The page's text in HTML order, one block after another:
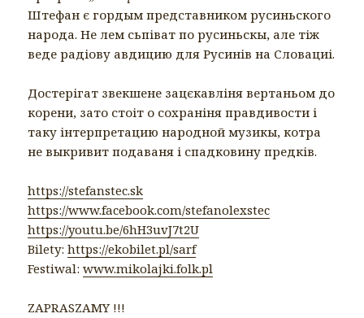
Штефан є гордым представником русиньского
народа. Не лем сьпіват по русиньскы, але тіж
веде радіову авдицию для Русинів на Словациі.
Достерігат звекшене зацєкавліня вертаньом до
корени, зато стоіт о сохраніня правдивости і
таку інтерпретацию народной музикы, котра
не выкривит подаваня і спадковину предків.
https://stefanstec.sk
https://www.facebook.com/stefanolexstec
https://youtu.be/6hH3uvJ7t2U
Bilety:https://ekobilet.pl/sarf
Festiwal:www.mikolajki.folk.pl
ZAPRASZAMY !!!